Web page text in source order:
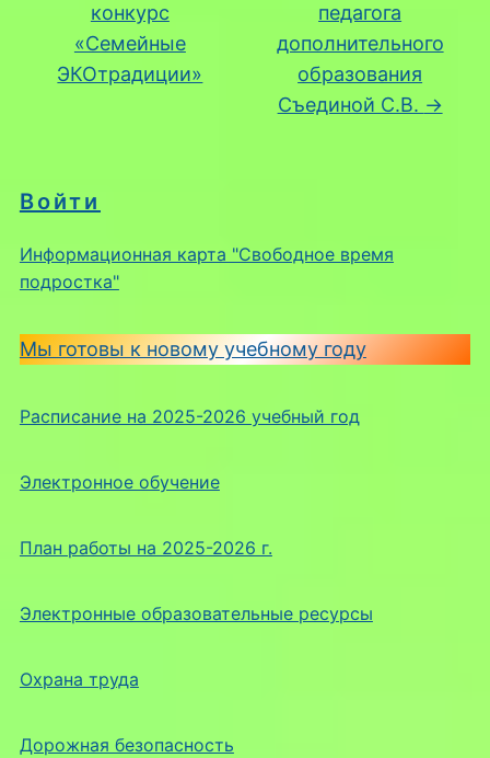
Войти
Информационная карта "Свободное время
подростка"
Мы готовы к новому учебному году
Расписание на 2025-2026 учебный год
Электронное обучение
План работы на 2025-2026 г.
Электронные образовательные ресурсы
Охрана труда
Дорожная безопасность
конкурс
«Семейные
ЭКОтрадиции»
педагога
дополнительного
образования
Съединой С.В. →